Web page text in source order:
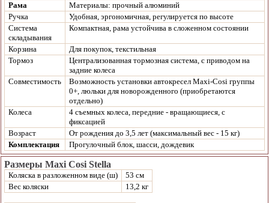
Рама
Материалы: прочный алюминий
Ручка
Удобная, эргономичная, регулируется по высоте
Система
складывания
Компактная, рама устойчива в сложенном состоянии
Корзина
Для покупок, текстильная
Тормоз
Централизованная тормозная система, с приводом на
задние колеса
Совместимость
Возможность установки автокресел Maxi-Cosi группы
0+, люльки для новорожденного (приобретаются
отдельно)
Колеса
4 съемных колеса, передние - вращающиеся, с
фиксацией
Возраст
От рождения до 3,5 лет (максимальный вес - 15 кг)
Комплектация
Прогулочный блок, шасси, дождевик
Размеры Maxi Cosi Stella
Коляска в разложенном виде (ш)
53 см
Вес коляски
13,2 кг